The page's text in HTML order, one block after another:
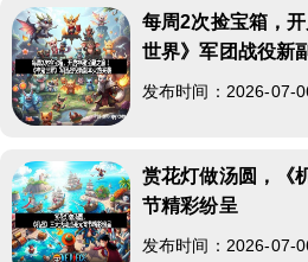
每周2次捡宝箱，
世界》军团战役新
发布时间：2026-07-
赏花灯做汤圆，《
节精彩纷呈
发布时间：2026-07-